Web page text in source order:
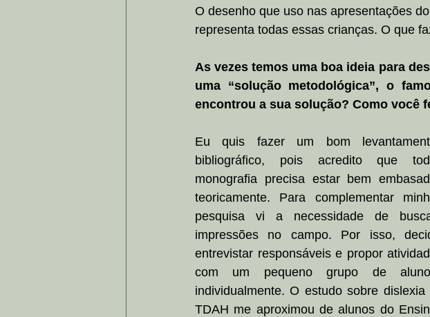
O desenho que uso nas apresentações
representa todas essas crianças. O que
As vezes temos uma boa ideia para
uma “solução metodológica”, o
encontrou a sua solução? Como você
Eu quis fazer um bom
bibliográfico, pois acredito que
monografia precisa estar bem
teoricamente. Para complementar
pesquisa vi a necessidade de
impressões no campo. Por isso,
entrevistar responsáveis e propor
com um pequeno grupo de
individualmente. O estudo sobre dislexia
TDAH me aproximou de alunos do